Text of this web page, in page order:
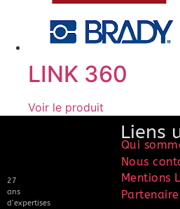
LINK 360
Voir le produit
27
ans
d’expertises
Liens
Qui
Nous
Mentions